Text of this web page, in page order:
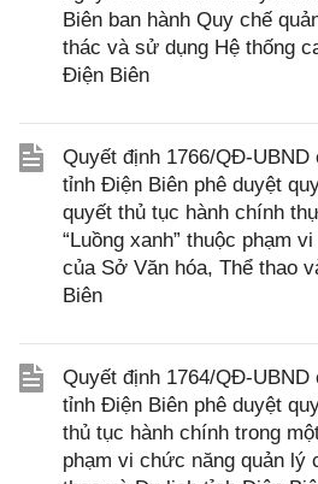
Biên ban hành Quy chế
thác và sử dụng Hệ thống
Điện Biên
Quyết định 1766/QĐ-UBND
tỉnh Điện Biên phê duyệt
quyết thủ tục hành chính
“Luồng xanh” thuộc phạm
của Sở Văn hóa, Thể thao
Biên
Quyết định 1764/QĐ-UBND
tỉnh Điện Biên phê duyệt
thủ tục hành chính trong
phạm vi chức năng quản lý